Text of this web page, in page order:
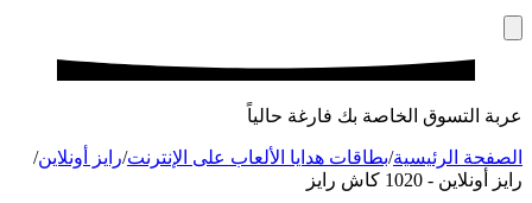
عربة التسوق الخاصة بك فارغة حالياً
الصفحة الرئيسية/بطاقات هدايا الألعاب على الإنترنت/رايز أونلاين/
رايز أونلاين - 1020 كاش رايز